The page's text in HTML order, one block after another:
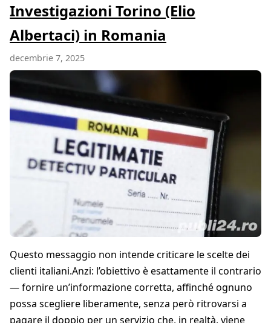
Investigazioni Torino (Elio
Albertaci) in Romania
decembrie 7, 2025
Questo messaggio non intende criticare le scelte dei
clienti italiani.Anzi: l’obiettivo è esattamente il contrario
— fornire un’informazione corretta, affinché ognuno
possa scegliere liberamente, senza però ritrovarsi a
pagare il doppio per un servizio che, in realtà, viene